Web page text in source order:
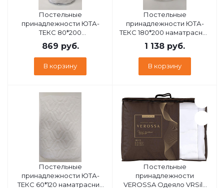
Постельные
принадлежности ЮТА-
ТЕКС 80*200
водонепрницаемый
наматрасник
869 руб.
В корзину
Постельные
принадлежности ЮТА-
ТЕКС 180*200 наматрасник
стеганный ультрастеп
1 138 руб.
В корзину
Постельные
принадлежности ЮТА-
ТЕКС 60*120 наматрасник
Постельные
принадлежности
VEROSSA Одеяло VRSilk